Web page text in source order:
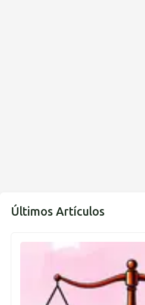
Últimos Artículos